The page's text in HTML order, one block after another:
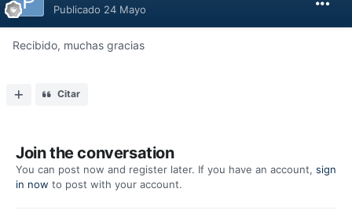
Publicado 24 Mayo
Recibido, muchas gracias
Citar
Join the conversation
You can post now and register later. If you have an account, sign
in now to post with your account.